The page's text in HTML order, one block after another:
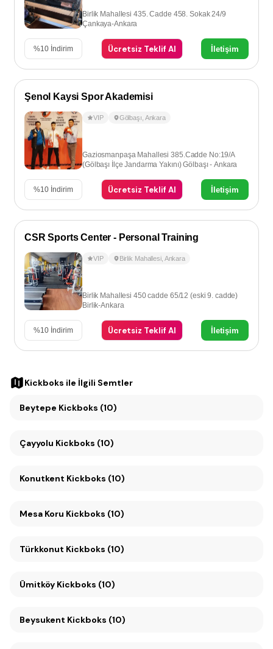
Birlik Mahallesi 435. Cadde 458. Sokak 24/9
Çankaya-Ankara
%10 İndirim Ücretsiz Teklif Al İletişim
Şenol Kaysi Spor Akademisi
VIP Gölbaşı Ankara
Gaziosmanpaşa Mahallesi 385.Cadde No:19/A
(Gölbaşı İlçe Jandarma Yakını) Gölbaşı - Ankara
%10 İndirim Ücretsiz Teklif Al İletişim
CSR Sports Center - Personal Training
VIP Birlik Mahallesi, Ankara
Birlik Mahallesi 450 cadde 65/12 (eski 9. cadde)
Birlik-Ankara
%10 İndirim Ücretsiz Teklif Al İletişim
Kickboks ile İlgili Semtler
Beytepe Kickboks (10)
Çayyolu Kickboks (10)
Konutkent Kickboks (10)
Mesa Koru Kickboks (10)
Türkkonut Kickboks (10)
Ümitköy Kickboks (10)
Beysukent Kickboks (10)